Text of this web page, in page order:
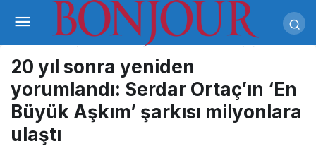
20 yıl sonra yeniden
yorumlandı: Serdar Ortaç’ın ‘En
Büyük Aşkım’ şarkısı milyonlara
ulaştı